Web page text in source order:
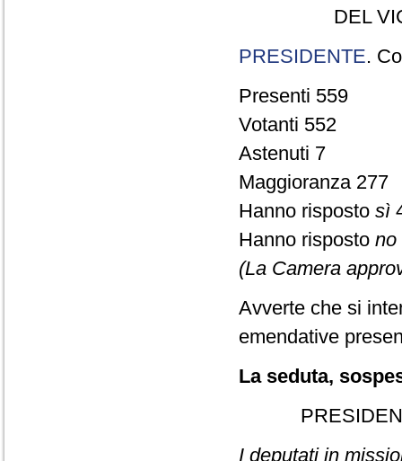
DEL
PRESIDENTE.
Presenti 559
Votanti 552
Astenuti 7
Maggioranza 277
Hanno risposto sì
Hanno risposto no
(La Camera
Avverte che si
emendative
La seduta,
I deputati in